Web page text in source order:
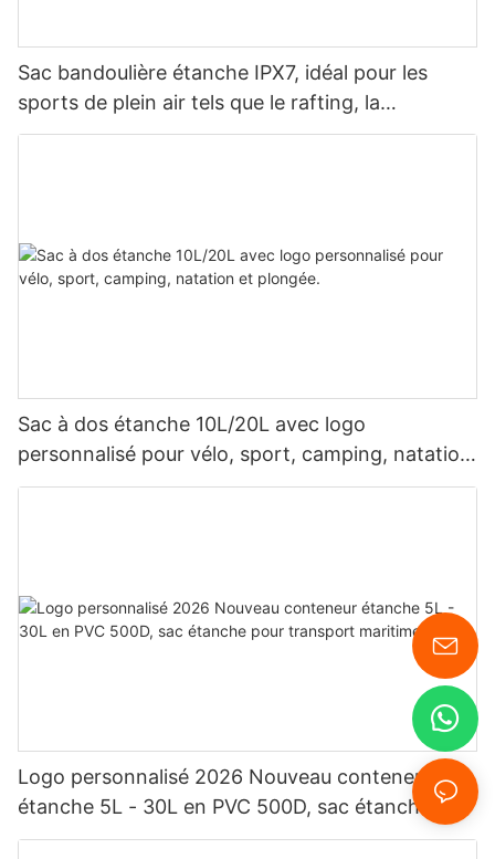
Sac bandoulière étanche IPX7, idéal pour les
sports de plein air tels que le rafting, la
spéléologie, les voyages quotidiens et les
Sac à dos étanche 10L/20L avec logo
personnalisé pour vélo, sport, camping, natation
et plongée.
Logo personnalisé 2026 Nouveau conteneur
étanche 5L - 30L en PVC 500D, sac étanche
pour transport maritime